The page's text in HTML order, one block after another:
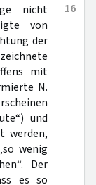
16
nicht
von
der
mit
N.
und
werden,
wenig
Der
es so